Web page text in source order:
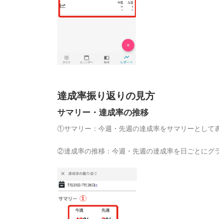
達成率振り返りの見方
サマリー・達成率の推移
①サマリー：今週・先週の達成率をサマリーとして
②達成率の推移：今週・先週の達成率を日ごとにグ